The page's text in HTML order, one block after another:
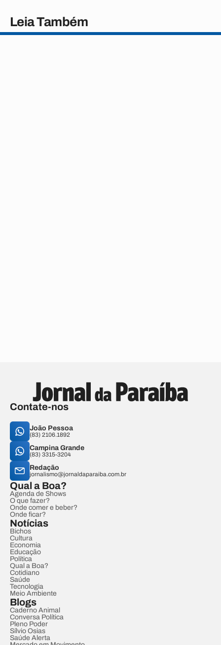
Leia Também
Contate-nos
João Pessoa
(83) 2106.1892
Campina Grande
(83) 3315-3204
Redação
jornalismo@jornaldaparaiba.com.br
Qual a Boa?
Agenda de Shows
O que fazer?
Onde comer e beber?
Onde ficar?
Notícias
Bichos
Cultura
Economia
Educação
Política
Qual a Boa?
Cotidiano
Saúde
Tecnologia
Meio Ambiente
Blogs
Caderno Animal
Conversa Política
Pleno Poder
Sílvio Osias
Saúde Alerta